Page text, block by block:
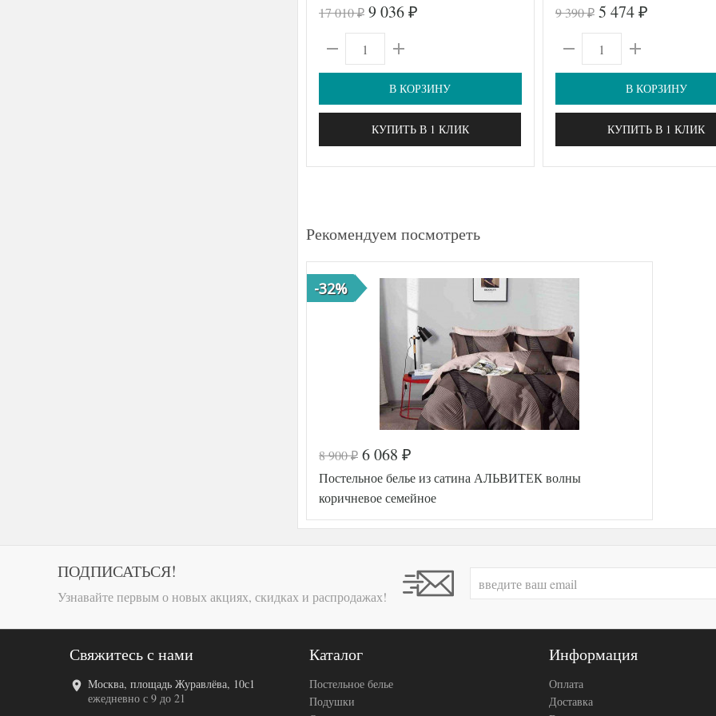
17 010₽ 9 036 ₽
В КОРЗИНУ
КУПИТЬ В 1 КЛИК
9 390₽ 5 474 ₽
В КОРЗИНУ
КУПИТЬ В 1 КЛИК
Рекомендуем посмотреть
-32%
8 900₽ 6 068 ₽
Постельное белье из сатина АЛЬВИТЕК волны
коричневое семейное
ПОДПИСАТЬСЯ!
Узнавайте первым о новых акциях, скидках и распродажах!
Свяжитесь с нами
Москва, площадь Журавлёва, 10с1
ежедневно с 9 до 21
Каталог
Постельное белье
Подушки
Информация
Оплата
Доставка